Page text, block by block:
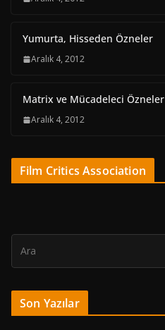
Yumurta, Hisseden Özneler
Aralık 4, 2012
Matrix ve Mücadeleci Özneler
Aralık 4, 2012
Film Critics Association
Son Yazılar